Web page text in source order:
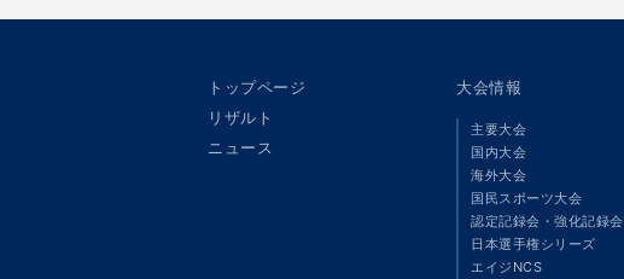
トップページ
リザルト
ニュース
大会情報
主要大会
国内大会
海外大会
国民スポーツ大会
認定記録会・強化記録会
日本選手権シリーズ
エイジNCS